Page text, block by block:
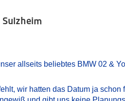
allseits beliebtes BMW 02 &
wir hatten das Datum ja